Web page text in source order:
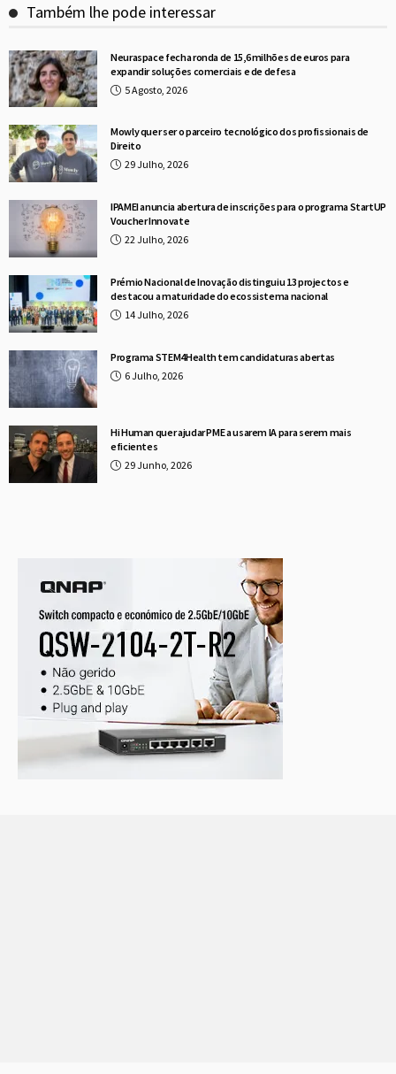
Também lhe pode interessar
Neuraspace fecha ronda de 15,6 milhões de euros para
expandir soluções comerciais e de defesa
5 Agosto, 2026
Mowly quer ser o parceiro tecnológico dos profissionais de
Direito
29 Julho, 2026
IPAMEI anuncia abertura de inscrições para o programa StartUP
Voucher Innovate
22 Julho, 2026
Prémio Nacional de Inovação distinguiu 13 projectos e
destacou a maturidade do ecossistema nacional
14 Julho, 2026
Programa STEM4Health tem candidaturas abertas
6 Julho, 2026
Hi Human quer ajudar PME a usarem IA para serem mais
eficientes
29 Junho, 2026